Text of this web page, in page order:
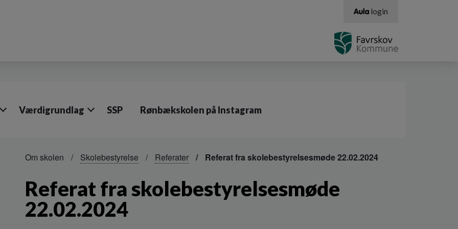
login
Værdigrundlag SSP Rønbækskolen på Instagram
Om skolen Skolebestyrelse Referater Referat fra skolebestyrelsesmøde 22.02.2024
Referat fra skolebestyrelsesmøde
22.02.2024